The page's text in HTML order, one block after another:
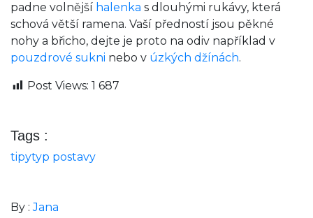
padne volnější halenka s dlouhými rukávy, která
schová větší ramena. Vaší předností jsou pěkné
nohy a břicho, dejte je proto na odiv například v
pouzdrové sukni nebo v úzkých džínách.
Post Views: 1 687
Tags :
tipytyp postavy
By :Jana